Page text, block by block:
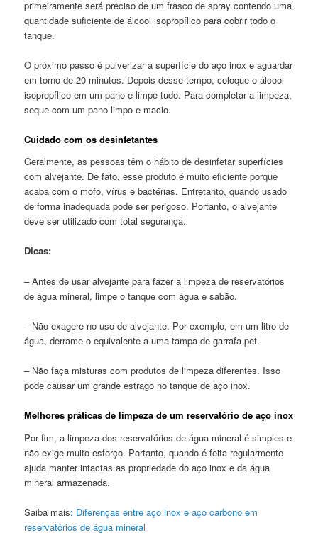
primeiramente será preciso de um frasco de spray contendo uma
quantidade suficiente de álcool isopropílico para cobrir todo o
tanque.
O próximo passo é pulverizar a superfície do aço inox e aguardar
em torno de 20 minutos. Depois desse tempo, coloque o álcool
isopropílico em um pano e limpe tudo. Para completar a limpeza,
seque com um pano limpo e macio.
Cuidado com os desinfetantes
Geralmente, as pessoas têm o hábito de desinfetar superfícies
com alvejante. De fato, esse produto é muito eficiente porque
acaba com o mofo, vírus e bactérias. Entretanto, quando usado
de forma inadequada pode ser perigoso. Portanto, o alvejante
deve ser utilizado com total segurança.
Dicas:
– Antes de usar alvejante para fazer a limpeza de reservatórios
de água mineral, limpe o tanque com água e sabão.
– Não exagere no uso de alvejante. Por exemplo, em um litro de
água, derrame o equivalente a uma tampa de garrafa pet.
– Não faça misturas com produtos de limpeza diferentes. Isso
pode causar um grande estrago no tanque de aço inox.
Melhores práticas de limpeza de um reservatório de aço inox
Por fim, a limpeza dos reservatórios de água mineral é simples e
não exige muito esforço. Portanto, quando é feita regularmente
ajuda manter intactas as propriedade do aço inox e da água
mineral armazenada.
Saiba mais: Diferenças entre aço inox e aço carbono em
reservatórios de água mineral